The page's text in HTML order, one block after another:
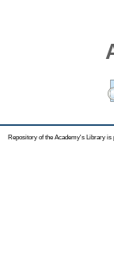
Repository of the Academy's Library is